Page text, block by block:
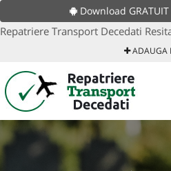
Download
Repatriere Transport Decedati
ADAUGA